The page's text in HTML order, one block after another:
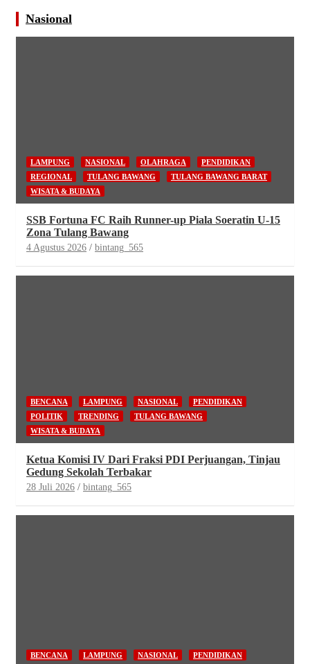
Nasional
LAMPUNG NASIONAL OLAHRAGA
PENDIDIKAN
REGIONAL
TULANG BAWANG
TULANG BAWANG BARAT
WISATA & BUDAYA
SSB Fortuna FC Raih Runner-up Piala Soeratin U-15
Zona Tulang Bawang
4 Agustus 2026 bintang_565
BENCANA LAMPUNG NASIONAL
PENDIDIKAN
POLITIK
TRENDING
TULANG BAWANG
WISATA & BUDAYA
Ketua Komisi IV Dari Fraksi PDI Perjuangan, Tinjau
Gedung Sekolah Terbakar
28 Juli 2026 bintang_565
BENCANA LAMPUNG NASIONAL
PENDIDIKAN